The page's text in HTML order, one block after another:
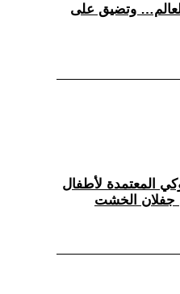
وتضيق على
المعتمدة لأطفال
جفلان الخشت